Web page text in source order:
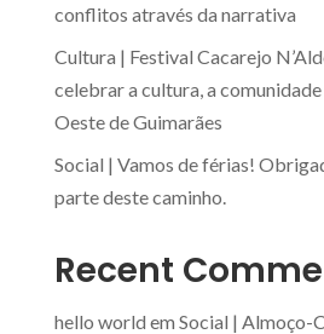
conflitos através da narrativa
Cultura | Festival Cacarejo
celebrar a cultura, a
Oeste de Guimarães
Social | Vamos de férias!
parte deste caminho.
Recent
hello world em Social | Almoço-